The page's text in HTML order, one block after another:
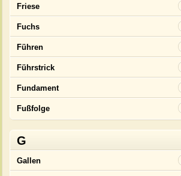
Friese
Fuchs
Führen
Führstrick
Fundament
Fußfolge
G
Gallen